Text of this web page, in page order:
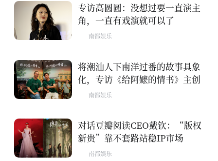
专访高圆圆：没想过要一直演主
角，一直有戏演就可以了
南都娱乐
将潮汕人下南洋过番的故事具象
化，专访《给阿嬷的情书》主创
南都娱乐
对话豆瓣阅读CEO戴钦：“版权
新贵”靠不套路站稳IP市场
南都娱乐